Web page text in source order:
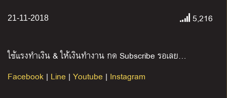
21-11-2018 5,216
ใช้แรงทำเงิน & ให้เงินทำงาน กด Subscribe รอเลย…
Facebook | Line | Youtube | Instagram